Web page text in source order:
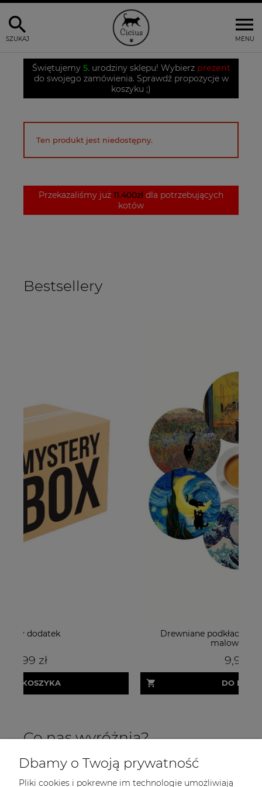
MENU
SZUKAJ
Świętujemy 5.urodziny sklepu! Wybierz prezent
do swojego zamówienia. Sprawdź propozycje w
koszyku ;)
Ten produkt jest niedostępny.
Przekazaliśmy już 11.400zł dla potrzebujących
kotów
Bestsellery
Drewniane podkładki pod kubek ręcznie
DO KOSZYKA
Co nas wyróżnia?
Dbamy o Twoją prywatność
Pliki cookies i pokrewne im technologie umożliwiają